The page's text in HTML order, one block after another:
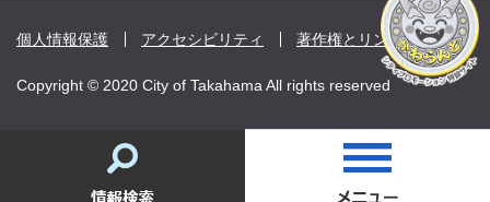
個人情報保護 アクセシビリティ 著作権とリンク
Copyright © 2020 City of Takahama All rights reserved